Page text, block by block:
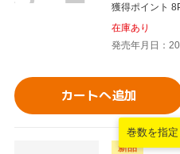
獲得ポイント
在庫あり
発売年月日：
カートへ追加
巻数を指定
新品